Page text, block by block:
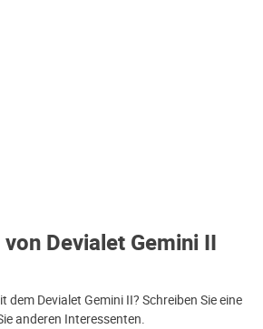
Devialet Gemini II
dem Devialet Gemini II? Schreiben Sie eine
anderen Interessenten.